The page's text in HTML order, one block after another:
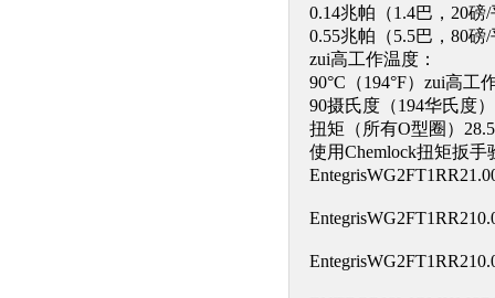
0.14兆帕（1.4巴，20磅
0.55兆帕（5.5巴，80磅
zui高工作温度：
90°C（194°F）zui高工
90摄氏度（194华氏度）
扭矩（所有O型圈）
使用Chemlock扭矩扳手